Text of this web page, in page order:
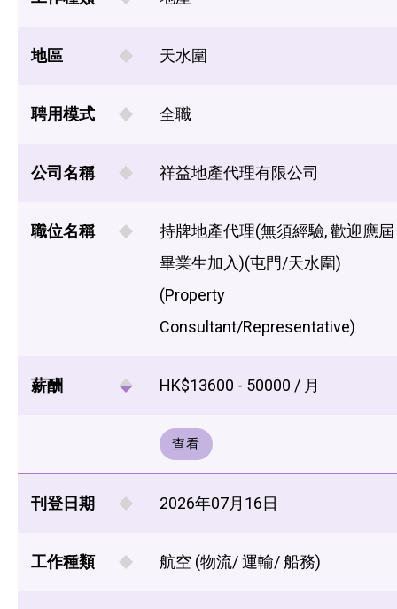
地區 天水圍
聘用模式 全職
公司名稱 祥益地產代理有限公司
職位名稱
持牌地產代理(無須經驗, 歡迎應屆
畢業生加入)(屯門/天水圍)
(Property
Consultant/Representative)
薪酬 HK$13600 - 50000 / 月
查看
刊登日期 2026年07月16日
工作種類 航空 (物流/ 運輸/ 船務)